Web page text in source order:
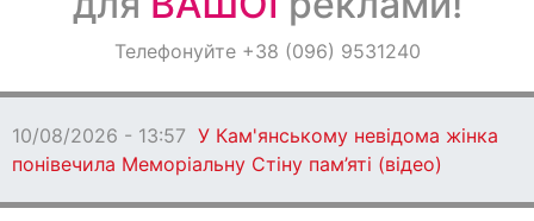
ОголошенняТелефонуйте +38 (096) 9531240
10/08/2026 - 13:50
У Дніпрі жінка
здала Starlink окупантам за гроші